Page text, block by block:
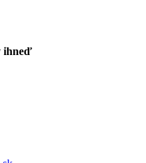
ihneď